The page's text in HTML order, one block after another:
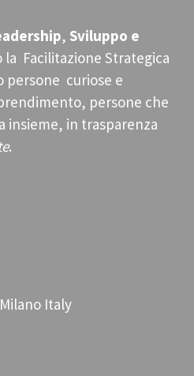
, Sviluppo e
la Facilitazione Strategica
persone curiose e
persone che
insieme, in trasparenza
.
Italy